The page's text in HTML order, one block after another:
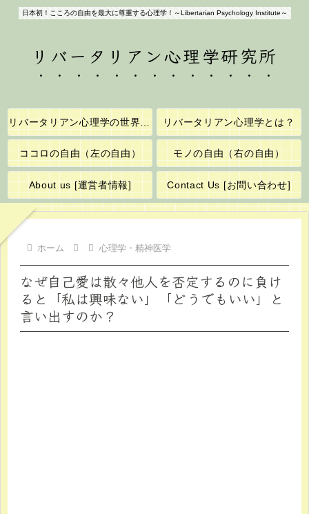
日本初！こころの自由を最大に尊重する心理学！～Libertarian Psychology Institute～
リバータリアン心理学研究所
リバータリアン心理学の世界へようこそ！ リバータリアン心理学とは？
ココロの自由（左の自由） モノの自由（右の自由）
About us [運営者情報] Contact Us [お問い合わせ]
ホーム 心理学・精神医学
なぜ自己愛は散々他人を否定するのに負け
ると「私は興味ない」「どうでもいい」と
言い出すのか？